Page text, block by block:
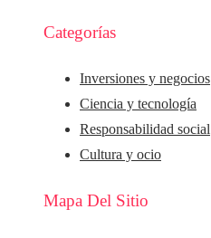
Categorías
Inversiones y negocios
Ciencia y tecnología
Responsabilidad social
Cultura y ocio
Mapa Del Sitio